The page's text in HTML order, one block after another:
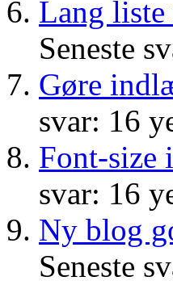
Lang
Seneste
Gøre
svar: 16
Font-size
svar: 16
Ny blog
Seneste